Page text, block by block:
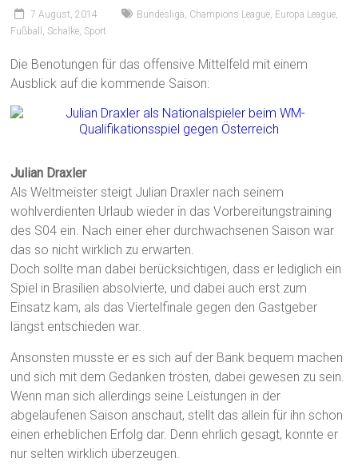
7 August, 2014 Bundesliga, Champions League, Europa League,
Fußball , Schalke, Sport
Die Benotungen für das offensive Mittelfeld mit einem
Ausblick auf die kommende Saison:
Julian Draxler
Als Weltmeister steigt Julian Draxler nach seinem
wohlverdienten Urlaub wieder in das Vorbereitungstraining
des S04 ein. Nach einer eher durchwachsenen Saison war
das so nicht wirklich zu erwarten.
Doch sollte man dabei berücksichtigen, dass er lediglich ein
Spiel in Brasilien absolvierte, und dabei auch erst zum
Einsatz kam, als das Viertelfinale gegen den Gastgeber
längst entschieden war.
Ansonsten musste er es sich auf der Bank bequem machen
und sich mit dem Gedanken trösten, dabei gewesen zu sein.
Wenn man sich allerdings seine Leistungen in der
abgelaufenen Saison anschaut, stellt das allein für ihn schon
einen erheblichen Erfolg dar. Denn ehrlich gesagt, konnte er
nur selten wirklich überzeugen.